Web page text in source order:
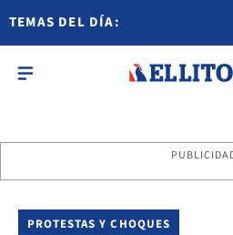
TEMAS DEL DÍA:
PROTESTAS Y CHOQUES